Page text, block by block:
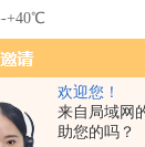
欢迎您！
来自局域网
助您的吗？
静置30分钟或
电池寿命
抗静电、重量轻